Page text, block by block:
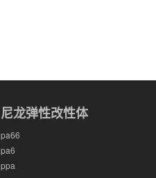
尼龙弹性改性体
pa66
pa6
ppa